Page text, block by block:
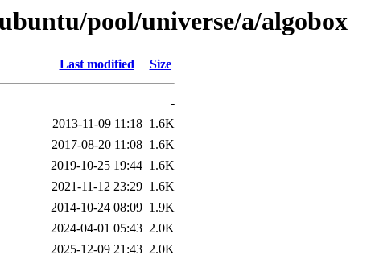
pool/universe/a/algobox
Last modified Size
-
2013-11-09 11:18 1.6K
2017-08-20 11:08 1.6K
2019-10-25 19:44 1.6K
2021-11-12 23:29 1.6K
2014-10-24 08:09 1.9K
2024-04-01 05:43 2.0K
2025-12-09 21:43 2.0K